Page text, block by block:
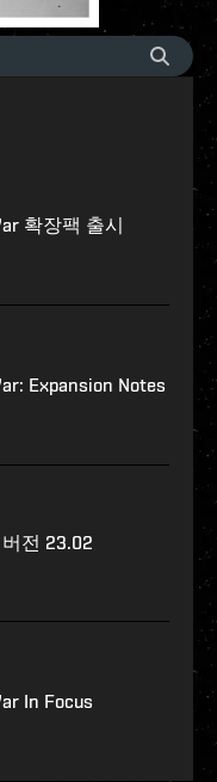
확장팩 출시
Expansion Notes
전 23.02
In Focus